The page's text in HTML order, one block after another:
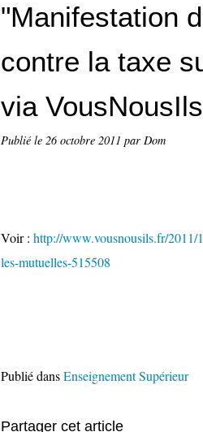
"Manifestation
contre la taxe
via
Publié le 26 octobre 2011 par Dom
Voir : http://www.vousnousils.fr/2011/
les-mutuelles-515508
Publié dansEnseignement Supérieur
Partager cet article